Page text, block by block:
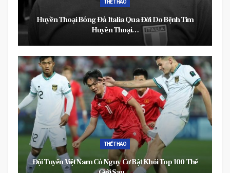
THỂ THAO
Huyền Thoại Bóng Đá Italia Qua Đời Do Bệnh Tim
Huyền Thoại…
THỂ THAO
Đội Tuyển Việt Nam Có Nguy Cơ Bật Khỏi Top 100 Thế